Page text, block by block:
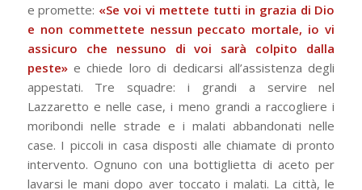
e promette: «Se voi vi mettete tutti in grazia di Dio
e non commettete nessun peccato mortale, io vi
assicu­ro che nessuno di voi sarà colpito dalla
peste» e chiede loro di dedi­carsi all’assistenza degli
appestati. Tre squadre: i grandi a servire nel
Lazzaretto e nelle case, i meno grandi a raccogliere i
moribondi nelle strade e i malati abbandonati nelle
case. I piccoli in casa disposti alle chiamate di pronto
inter­vento. Ognuno con una bottiglietta di aceto per
lavarsi le mani dopo aver toccato i malati. La città, le